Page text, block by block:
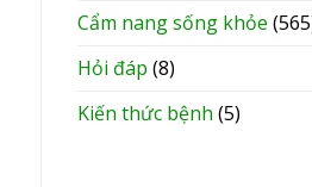
Cẩm nang sống khỏe
Hỏi đáp (8)
Kiến thức bệnh (5)